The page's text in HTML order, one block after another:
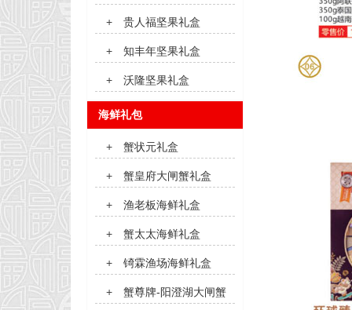
+ 贵人福坚果礼盒
+ 知丰年坚果礼盒
+ 沃隆坚果礼盒
海鲜礼包
+ 蟹状元礼盒
+ 蟹皇府大闸蟹礼盒
+ 渔老板海鲜礼盒
+ 蟹太太海鲜礼盒
+ 锜霖渔场海鲜礼盒
+ 蟹尊牌-阳澄湖大闸蟹